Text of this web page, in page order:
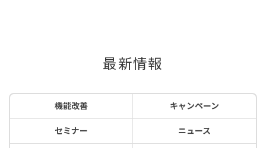
最新情報
機能改善 キャンペーン
セミナー ニュース